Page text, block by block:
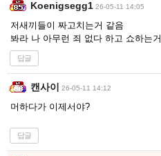
Koenigsegg1 26-05-11 14:05
저새끼들이 짜고치는거 같음
봐라 나 아무런 죄 없다 하고 쇼하는거
답글
캔사이 26-05-11 14:12
머하다가 이제서야?
답글